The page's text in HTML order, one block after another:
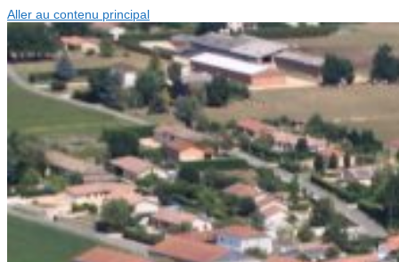
Aller au contenu principal